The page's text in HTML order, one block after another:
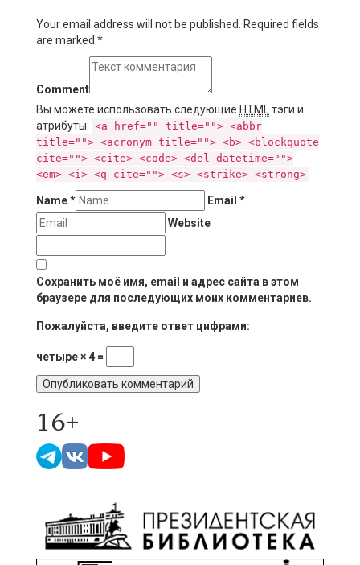
Your email address will not be published. Required fields
are marked *
Comment
Вы можете использовать следующие HTMLтэги и
атрибуты: <a href="" title=""> <abbr
title=""> <acronym title=""> <b> <blockquote
cite=""> <cite> <code> <del datetime="">
<em> <i> <q cite=""> <s> <strike> <strong>
Name* Email *
Website
Сохранить моё имя, email и адрес сайта в этом
браузере для последующих моих комментариев.
Пожалуйста, введите ответ цифрами:
четыре × 4 =
16+